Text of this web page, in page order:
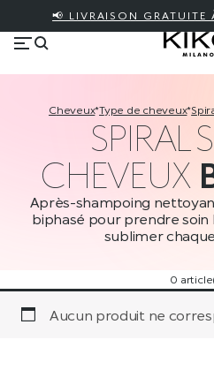
📢 LIVRAISON GRATUITE
cheveux* type de cheveux*
SPIRAL
CHEVEUX
Après-shampoing
biphasé pour prendre soin
sublimer
0
Aucun produit ne